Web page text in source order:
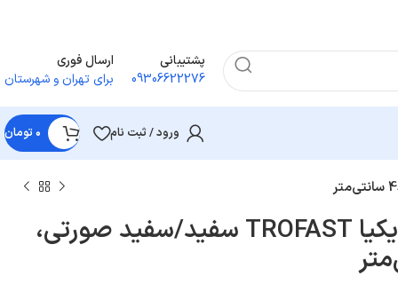
پشتیبانی
09306622276
ارسال فوری
برای تهران و شهرستان
ورود / ثبت نام ۰تومان
شلف همراه باکس ایکیا TROFAST سفید/سفید صورتی،